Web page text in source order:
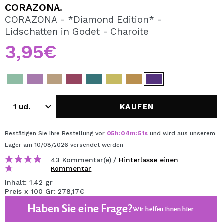
REGISTRIEREN
Durch die Erstellung eines Kontos bei Maquillalia.de
können Sie Ihre Einkäufe schnell tätigen, den Status Ihrer
Bestellungen überprüfen und Ihre bisherigen Vorgänge
einsehen.
CORAZONA.
CORAZONA - *Diamond Edition* -
Lidschatten in Godet - Charoite
3,95€
KAUFEN
Bestätigen Sie Ihre Bestellung vor 05h:04m:50s und wird aus unserem
Lager am 10/08/2026 versendet werden
43 Kommentar(e) / Hinterlasse einen
Kommentar
Inhalt: 1.42 gr
Preis x 100 Gr: 278,17€
Haben Sie eine Frage?Wir helfen Ihnenhier